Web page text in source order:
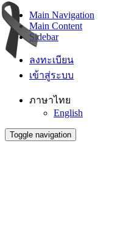
Main Navigation
Main Content
Sidebar
ลงทะเบียน
เข้าสู่ระบบ
ภาษาไทย
English
Toggle navigation